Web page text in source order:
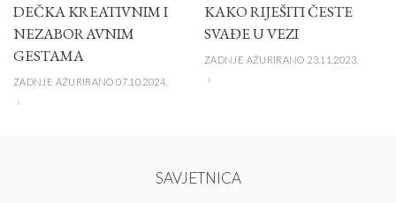
DEČKA KREATIVNIM I
NEZABORAVNIM
GESTAMA
ZADNJE AŽURIRANO 07.10.2024.
KAKO RIJEŠITI ČESTE
SVAĐE U VEZI
ZADNJE AŽURIRANO 23.11.2023.
SAVJETNICA